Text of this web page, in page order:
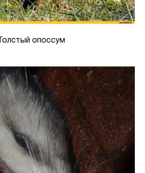
Толстый опоссум